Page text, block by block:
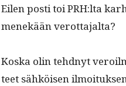
Eilen posti toi PRH:lta
menekään verottajalta?
Kos­ka olin tehd­nyt
teet sähköisen